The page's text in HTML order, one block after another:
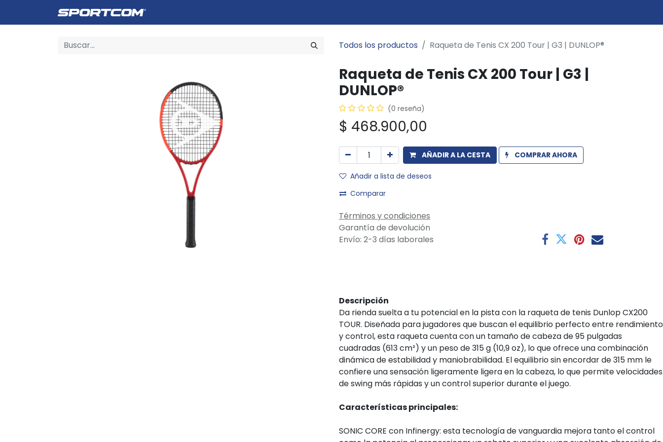
Todos los productos Raqueta de Tenis CX 200 Tour | G3 | DUNLOP®
Raqueta de Tenis CX 200 Tour | G3 |
DUNLOP®
(0 reseña)
$ 468.900,00
AÑADIR A LA CESTA COMPRAR AHORA
Añadir a lista de deseos
Comparar
Términos y condiciones
Garantía de devolución
Envío: 2-3 días laborales
Descripción
Da rienda suelta a tu potencial en la pista con la raqueta de tenis Dunlop CX200
TOUR. Diseñada para jugadores que buscan el equilibrio perfecto entre rendimiento
y control, esta raqueta cuenta con un tamaño de cabeza de 95 pulgadas
cuadradas (613 cm²) y un peso de 315 g (10,9 oz), lo que ofrece una combinación
dinámica de estabilidad y maniobrabilidad. El equilibrio sin encordar de 315 mm le
confiere una sensación ligeramente ligera en la cabeza, lo que permite velocidades
de swing más rápidas y un control superior durante el juego.
Características principales:
SONIC CORE con Infinergy: esta tecnología de vanguardia mejora tanto el control